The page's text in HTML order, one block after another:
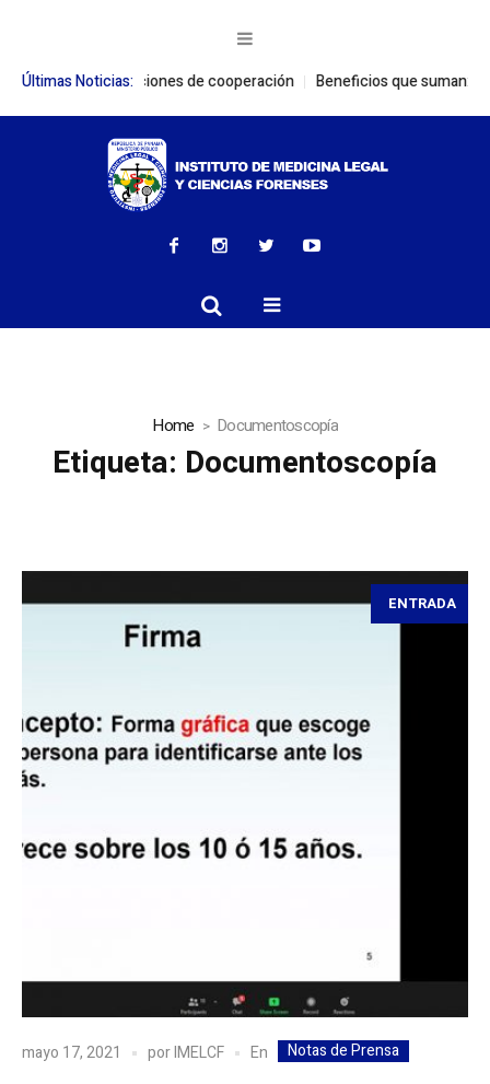
Últimas Noticias:
relaciones de cooperación Beneficios que suman:
Home Documentoscopía
Etiqueta: Documentoscopía
ENTRADA
mayo 17, 2021 porIMELCF En Notas de Prensa